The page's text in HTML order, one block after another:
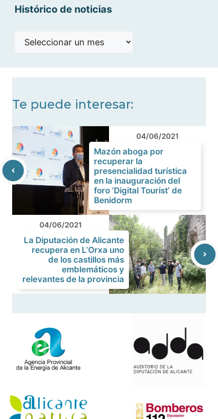
Histórico de noticias
Histórico
Te puede interesar:
04/06/2021
Mazón aboga por
recuperar la
presencialidad turística
en la inauguración del
foro ‘Digital Tourist’ de
Benidorm
04/06/2021
La Diputación de Alicante
recupera en L’Orxa uno
de los castillos más
emblemáticos y
relevantes de la provincia